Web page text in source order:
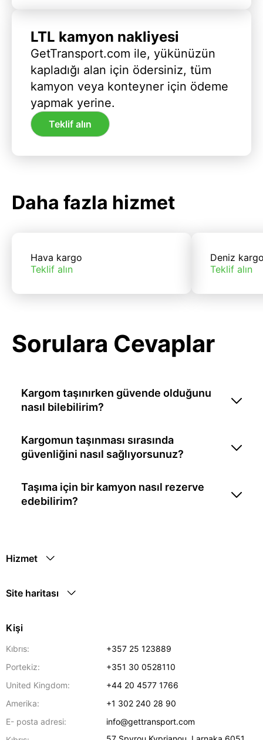
LTL kamyon nakliyesi
GetTransport.com ile, yükünüzün
kapladığı alan için ödersiniz, tüm
kamyon veya konteyner için ödeme
yapmak yerine.
Teklif alın
Daha fazla hizmet
Hava kargo
Teklif alın
Deniz
Teklif alın
Sorulara Cevaplar
Kargom taşınırken güvende olduğunu
nasıl bilebilirim?
Kargomun taşınması sırasında
güvenliğini nasıl sağlıyorsunuz?
Taşıma için bir kamyon nasıl rezerve
edebilirim?
Hizmet
Site haritası
Kişi
Kıbrıs:
+357 25 123889
Portekiz:
+351 30 0528110
United Kingdom:
+44 20 4577 1766
Amerika:
+1 302 240 28 90
E- posta adresi:
info@gettransport.com